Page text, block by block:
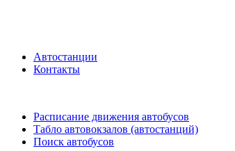
Автостанции
Контакты
Расписание движения автобусов
Табло автовокзалов (автостанций)
Поиск автобусов